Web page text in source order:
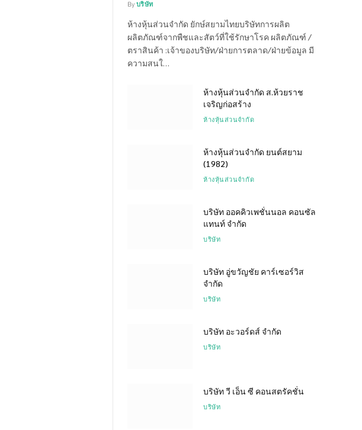
By บริษัท
ห้างหุ้นส่วนจำกัด ยักษ์สยามไทยบริษัทการผลิต
ผลิตภัณฑ์จากพืชและสัตว์ที่ใช้รักษาโรค ผลิตภัณฑ์ /
ตราสินค้า :เจ้าของบริษัท/ฝ่ายการตลาด/ฝ่ายข้อมูล มี
ความสนใ…
ห้างหุ้นส่วนจำกัด ส.ห้วยราช
เจริญก่อสร้าง
ห้างหุ้นส่วนจำกัด
ห้างหุ้นส่วนจำกัด ยนต์สยาม
(1982)
ห้างหุ้นส่วนจำกัด
บริษัท ออคคิวเพชั่นนอล คอนซัล
แทนท์ จำกัด
บริษัท
บริษัท อู่ขวัญชัย คาร์เซอร์วิส
จำกัด
บริษัท
บริษัท อะวอร์ดส์ จำกัด
บริษัท
บริษัท วี เอ็น ซี คอนสตรัคชั่น
บริษัท